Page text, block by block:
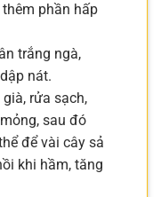
phần hấp
trắng ngà,
nát.
rửa sạch,
sau đó
để vài cây sả
khi hầm, tăng